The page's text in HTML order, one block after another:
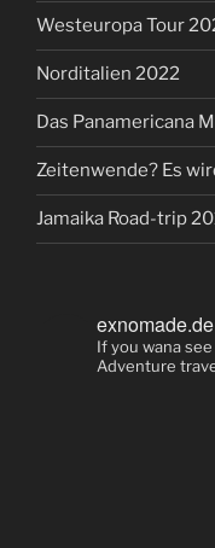
Westeuropa Tour
Norditalien 2022
Das Panamericana
Zeitenwende? Es
Jamaika Road-trip
exnomade.de
If you wana
Adventure